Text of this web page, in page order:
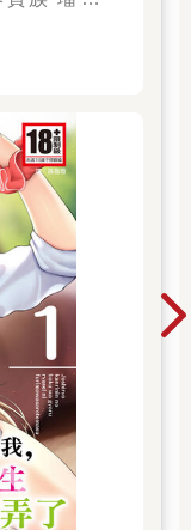
挑選，隨時